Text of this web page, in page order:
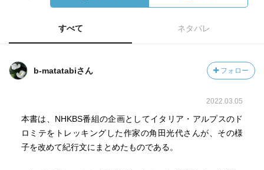
すべて ネタバレ
b-matatabiさん フォロー
2022.03.05
本書は、NHKBS番組の企画としてイタリア・アルプスのド
ロミテをトレッキングした作家の角田光代さんが、その様
子を改めて紀行文にまとめたものである。